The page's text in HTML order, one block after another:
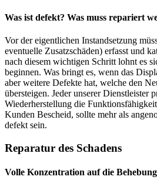
Was ist defekt? Was muss repariert
Vor der eigentlichen Instandsetzung
eventuelle Zusatzschäden) erfasst und
nach diesem wichtigen Schritt lohnt es
beginnen. Was bringt es, wenn das
aber weitere Defekte hat, welche den
übersteigen. Jeder unserer Dienstleister
Wiederherstellung die
Kunden Bescheid, sollte mehr als
defekt sein.
Reparatur des Schadens
Volle Konzentration auf die Behebung